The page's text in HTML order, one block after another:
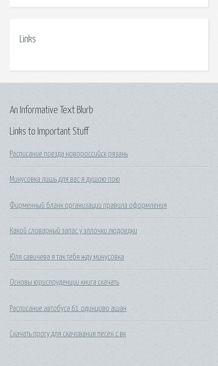
Links
Links to Important Stuff
Расписание поезда новороссийск рязань
Минусовка лишь для вас я душою пою
Фирменный бланк организации правила оформления
Какой словарный запас у эллочки людоедки
Юля савичева я так тебя жду минусовка
Основы юриспруденции книга скачать
Расписание автобуса 61 одинцово ашан
Скачать прогу для скачивания песен с вк
An Informative Text Blurb